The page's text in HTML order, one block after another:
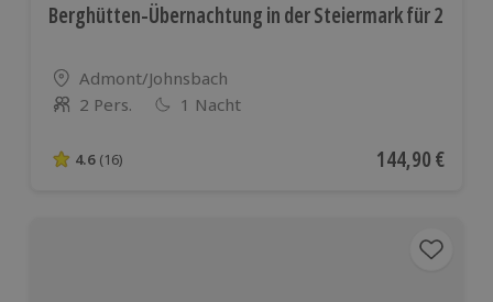
Berghütten-Übernachtung in der Steiermark für 2
Standort
Admont/Johnsbach
Anzahl der Teilnehmer
2 Pers. 1 Nacht
4.6 von 5 Sternen basierend auf 16 Bewertungen
4.6 (16) Aktueller Preis
144,90 €